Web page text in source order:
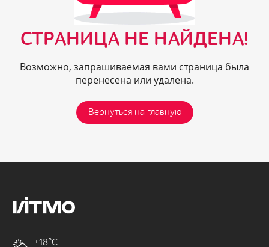
СТРАНИЦА НЕ НАЙДЕНА!
Возможно, запрашиваемая вами страница была
перенесена или удалена.
Вернуться на главную
+18